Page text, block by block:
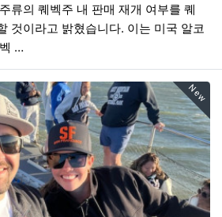
류의 퀘벡주 내 판매 재개 여부를 퀘
것이라고 밝혔습니다. 이는 미국 알코
…
New